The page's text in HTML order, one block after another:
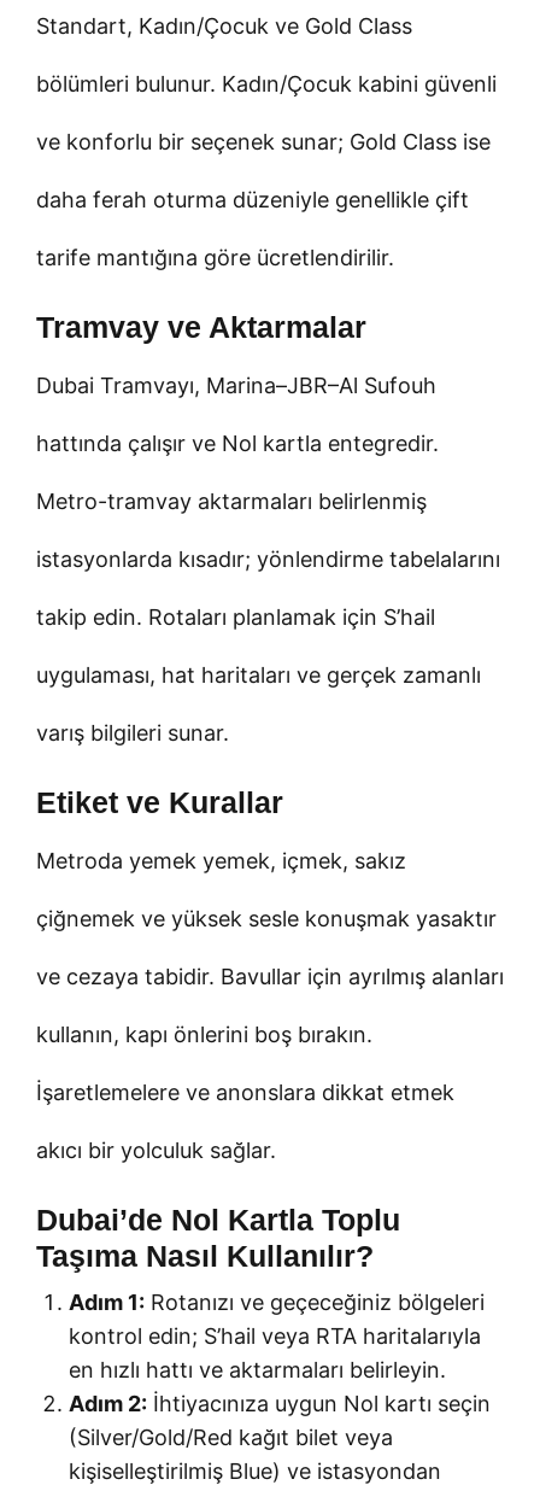
Standart, Kadın/Çocuk ve Gold Class
bölümleri bulunur. Kadın/Çocuk kabini güvenli
ve konforlu bir seçenek sunar; Gold Class ise
daha ferah oturma düzeniyle genellikle çift
tarife mantığına göre ücretlendirilir.
Tramvay ve Aktarmalar
Dubai Tramvayı, Marina–JBR–Al Sufouh
hattında çalışır ve Nol kartla entegredir.
Metro-tramvay aktarmaları belirlenmiş
istasyonlarda kısadır; yönlendirme tabelalarını
takip edin. Rotaları planlamak için S’hail
uygulaması, hat haritaları ve gerçek zamanlı
varış bilgileri sunar.
Etiket ve Kurallar
Metroda yemek yemek, içmek, sakız
çiğnemek ve yüksek sesle konuşmak yasaktır
ve cezaya tabidir. Bavullar için ayrılmış alanları
kullanın, kapı önlerini boş bırakın.
İşaretlemelere ve anonslara dikkat etmek
akıcı bir yolculuk sağlar.
Dubai’de Nol Kartla Toplu
Taşıma Nasıl Kullanılır?
Adım 1: Rotanızı ve geçeceğiniz bölgeleri
kontrol edin; S’hail veya RTA haritalarıyla
en hızlı hattı ve aktarmaları belirleyin.
Adım 2: İhtiyacınıza uygun Nol kartı seçin
(Silver/Gold/Red kağıt bilet veya
kişiselleştirilmiş Blue) ve istasyondan